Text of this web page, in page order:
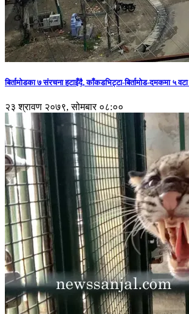
बिर्तामोडका ७ संरचना हटाइँदै, काँकडभिट्टा-बिर्तामोड-दमकमा ५
२३ श्रावण २०७९, सोमबार ०८:००